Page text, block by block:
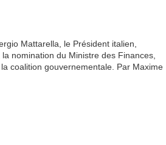
Par Maxime Izoulet